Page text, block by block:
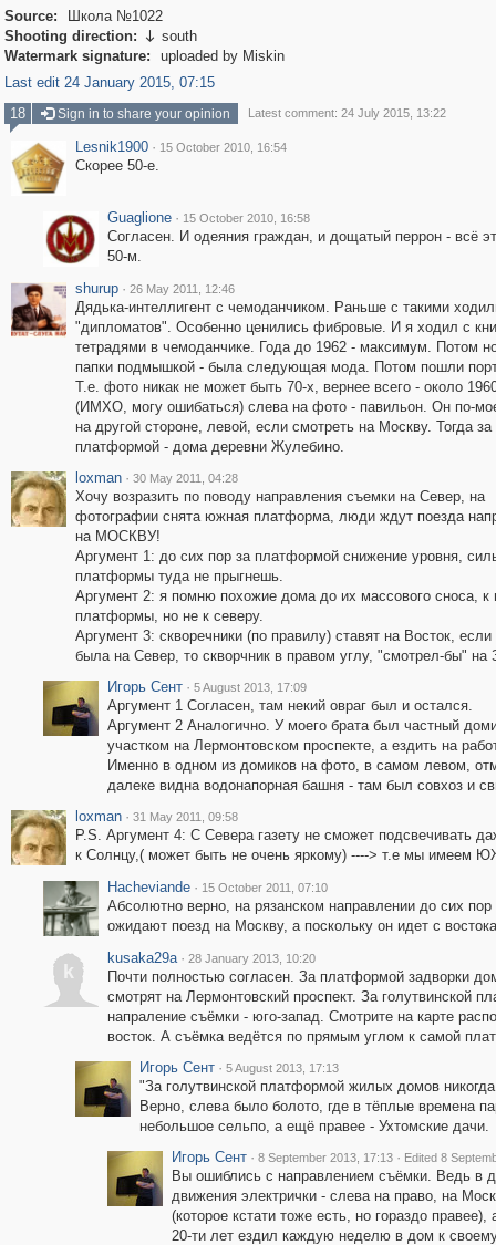
Source:
Школа №1022
Shooting direction:  south
Watermark signature:
uploaded by Miskin
Last edit 24 January 2015, 07:15
18
Sign in to share your opinion Latest comment: 24 July 2015, 13:22
Lesnik1900 · 15 October 2010, 16:54
Скорее 50-е.
Guaglione · 15 October 2010, 16:58
Согласен. И одеяния граждан, и дощатый перрон - всё
50-м.
shurup · 26 May 2011, 12:46
Дядька-интеллигент с чемоданчиком. Раньше с такими
"дипломатов". Особенно ценились фибровые. И я ходил с
тетрадями в чемоданчике. Года до 1962 - максимум. Потом
папки подмышкой - была следующая мода. Потом пошли
Т.е. фото никак не может быть 70-х, вернее всего - около
(ИМХО, могу ошибаться) слева на фото - павильон. Он по-
на другой стороне, левой, если смотреть на Москву. Тогда за
платформой - дома деревни Жулебино.
loxman · 30 May 2011, 04:28
Хочу возразить по поводу направления съемки на Север, на
фотографии снята южная платформа, люди ждут поезда
на МОСКВУ!
Аргумент 1: до сих пор за платформой снижение уровня,
платформы туда не прыгнешь.
Аргумент 2: я помню похожие дома до их массового сноса, к
платформы, но не к северу.
Аргумент 3: скворечники (по правилу) ставят на Восток,
была на Север, то скворчник в правом углу, "смотрел-бы" на
Игорь Сент · 5 August 2013, 17:09
Аргумент 1 Согласен, там некий овраг был и остался.
Аргумент 2 Аналогично. У моего брата был частный
участком на Лермонтовском проспекте, а ездить на
Именно в одном из домиков на фото, в самом левом,
далеке видна водонапорная башня - там был совхоз и
loxman · 31 May 2011, 09:58
P.S. Аргумент 4: С Севера газету не сможет подсвечивать
к Солнцу,( может быть не очень яркому) ----> т.е мы
Hacheviande · 15 October 2011, 07:10
Абсолютно верно, на рязанском направлении до сих
ожидают поезд на Москву, а поскольку он идет с
k
kusaka29a · 28 January 2013, 10:20
Почти полностью согласен. За платформой задворки
смотрят на Лермонтовский проспект. За голутвинской
напраление съёмки - юго-запад. Смотрите на карте
восток. А съёмка ведётся по прямым углом к самой
Игорь Сент · 5 August 2013, 17:13
"За голутвинской платформой жилых домов
Верно, слева было болото, где в тёплые времена
небольшое сельпо, а ещё правее - Ухтомские дачи.
Игорь Сент · 8 September 2013, 17:13 · Edited 8
Вы ошиблись с направлением съёмки. Ведь в
движения электрички - слева на право, на
(которое кстати тоже есть, но гораздо
20-ти лет ездил каждую неделю в дом к